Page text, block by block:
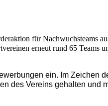
für Nachwuchsteams
erneut rund 65 Teams
ein. Im Zeichen
des Vereins gehalten und